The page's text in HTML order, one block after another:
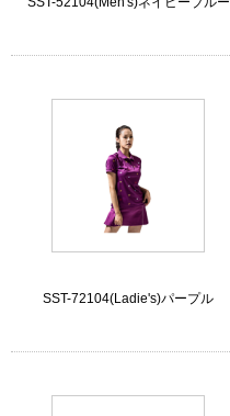
SST-72104(Ladie's)パープル